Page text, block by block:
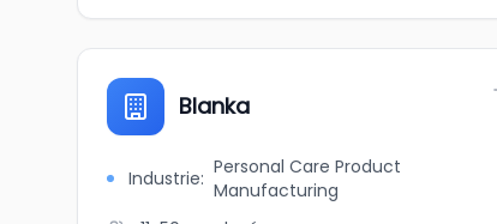
Blanka
Industrie: Personal Care Product
Manufacturing